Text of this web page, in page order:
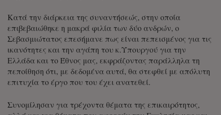
Κατά την διάρκεια της συναντήσεώς, στην οποία
επιβεβαιώθηκε η μακρά φιλία των δύο ανδρών, ο
Σεβασμιώτατος επεσήμανε πως είναι πεπεισμένος για τις
ικανότητες και την αγάπη του κ.Υπουργού για την
Ελλάδα και το Έθνος μας, εκφράζοντας παράλληλα τη
πεποίθηση ότι, με δεδομένα αυτά, θα στεφθεί με απόλυτη
επιτυχία το έργο που του έχει ανατεθεί.
Συνομίλησαν για τρέχοντα θέματα της επικαιρότητος,